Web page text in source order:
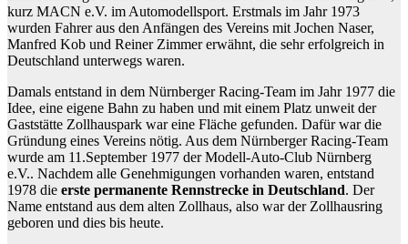
kurz MACN e.V. im Automodellsport. Erstmals im Jahr 1973
wurden Fahrer aus den Anfängen des Vereins mit Jochen Naser,
Manfred Kob und Reiner Zimmer erwähnt, die sehr erfolgreich in
Deutschland unterwegs waren.
Damals entstand in dem Nürnberger Racing-Team im Jahr 1977 die
Idee, eine eigene Bahn zu haben und mit einem Platz unweit der
Gaststätte Zollhauspark war eine Fläche gefunden. Dafür war die
Gründung eines Vereins nötig. Aus dem Nürnberger Racing-Team
wurde am 11.September 1977 der Modell-Auto-Club Nürnberg
e.V.. Nachdem alle Genehmigungen vorhanden waren, entstand
1978 die erste permanente Rennstrecke in Deutschland. Der
Name entstand aus dem alten Zollhaus, also war der Zollhausring
geboren und dies bis heute.